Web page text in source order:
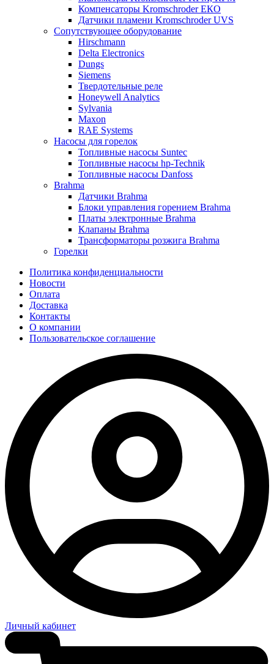
Компенсаторы Kromschroder ЕКО
Датчики пламени Kromschroder UVS
Сопутствующее оборудование
Hirschmann
Delta Electronics
Dungs
Siemens
Твердотельные реле
Honeywell Analytics
Sylvania
Maxon
RAE Systems
Насосы для горелок
Топливные насосы Suntec
Топливные насосы hp-Technik
Топливные насосы Danfoss
Brahma
Датчики Brahma
Блоки управления горением Brahma
Платы электронные Brahma
Клапаны Brahma
Трансформаторы розжига Brahma
Горелки
Политика конфиденциальности
Новости
Оплата
Доставка
Контакты
О компании
Пользовательское соглашение
Личный кабинет